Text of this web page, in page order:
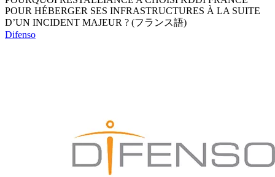
POUR HÉBERGER SES INFRASTRUCTURES À LA SUITE
D’UN INCIDENT MAJEUR ? (フランス語)
Difenso